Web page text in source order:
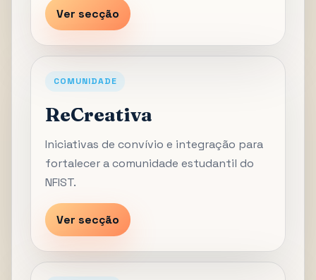
Ver secção
COMUNIDADE
ReCreativa
Iniciativas de convívio e integração para
fortalecer a comunidade estudantil do
NFIST.
Ver secção